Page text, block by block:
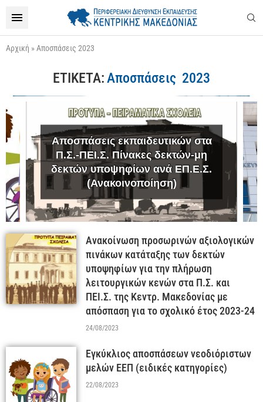
Αρχική » Αποσπάσεις 2023
ΕΤΙΚΈΤΑ:Αποσπάσεις 2023
Αποσπάσεις εκπαιδευτικών στα
Π.Σ.-ΠΕΙ.Σ. Πίνακες δεκτών-μη
δεκτών υποψηφίων ανά ΕΠ.Ε.Σ.
(Ανακοινοποίηση)
Ανακοίνωση προσωρινών αξιολογικών
πινάκων κατάταξης των δεκτών
υποψηφίων για την πλήρωση
λειτουργικών κενών στα Π.Σ. και
ΠΕΙ.Σ. της Κεντρ. Μακεδονίας με
απόσπαση για το σχολικό έτος 2023-24
24/08/2023
Εγκύκλιος αποσπάσεων νεοδιόριστων
μελών ΕΕΠ (ειδικές κατηγορίες)
22/08/2023